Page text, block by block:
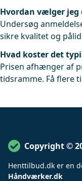
Hvordan vælger
Undersøg
sikre kvalitet og
Hvad koster det
Prisen afhænger af
tidsramme. Få flere
Copyright ©
Henttilbud.dk er en
Håndværker.dk